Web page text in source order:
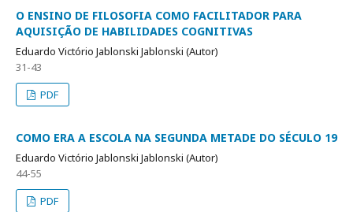
O ENSINO DE FILOSOFIA COMO FACILITADOR PARA
AQUISIÇÃO DE HABILIDADES COGNITIVAS
Eduardo Victório Jablonski Jablonski (Autor)
31-43
PDF
COMO ERA A ESCOLA NA SEGUNDA METADE DO SÉCULO 19
Eduardo Victório Jablonski Jablonski (Autor)
44-55
PDF